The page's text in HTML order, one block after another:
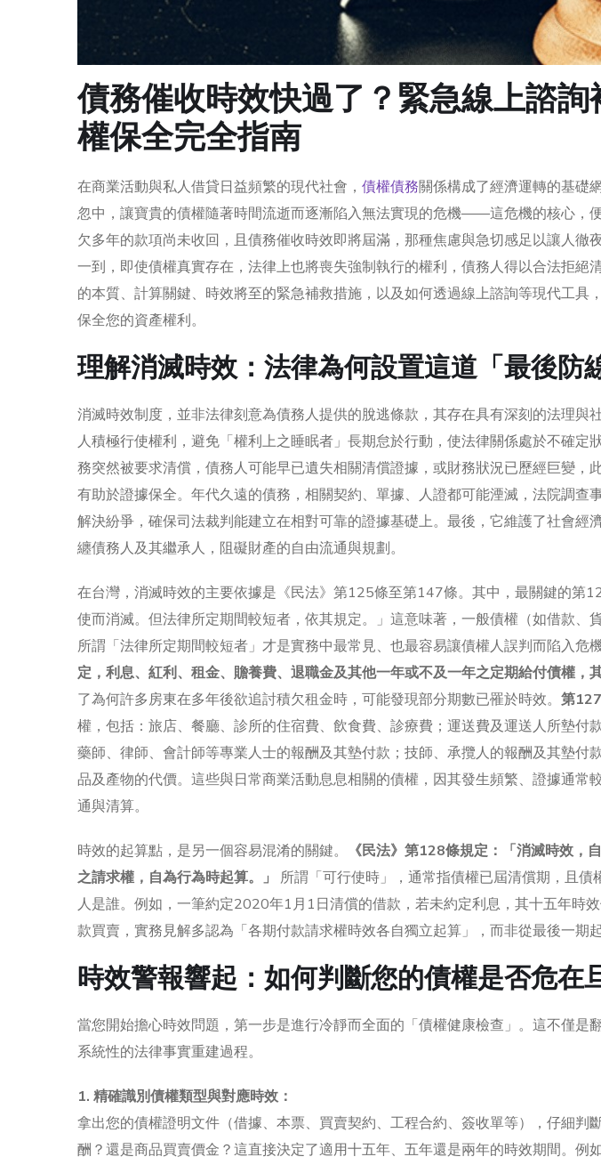
債務催收時效快過了？緊急線上諮
權保全完全指南
在商業活動與私人借貸日益頻繁的現代社會， 債權債務關係構成了經濟運轉的基礎
忽中，讓寶貴的債權隨著時間流逝而逐漸陷入無法實現的危機——這危機的核心，
欠多年的款項尚未收回，且債務催收時效即將屆滿，那種焦慮與急切感足以讓人徹
一到，即使債權真實存在，法律上也將喪失強制執行的權利，債務人得以合法拒絕
的本質、計算關鍵、時效將至的緊急補救措施，以及如何透過線上諮詢等現代工具
保全您的資產權利。
理解消滅時效：法律為何設置這道「最後防
消滅時效制度，並非法律刻意為債務人提供的脫逃條款，其存在具有深刻的法理與
人積極行使權利，避免「權利上之睡眠者」長期怠於行動，使法律關係處於不確定
務突然被要求清償，債務人可能早已遺失相關清償證據，或財務狀況已歷經巨變，
有助於證據保全。年代久遠的債務，相關契約、單據、人證都可能湮滅，法院調查
解決紛爭，確保司法裁判能建立在相對可靠的證據基礎上。最後，它維護了社會經
纏債務人及其繼承人，阻礙財產的自由流通與規劃。
在台灣，消滅時效的主要依據是《民法》第125條至第147條。其中，最關鍵的第
使而消滅。但法律所定期間較短者，依其規定。」這意味著，一般債權（如借款、
所謂「法律所定期間較短者」才是實務中最常見、也最容易讓債權人誤判而陷入危
定，利息、紅利、租金、贍養費、退職金及其他一年或不及一年之定期給付債權，
了為何許多房東在多年後欲追討積欠租金時，可能發現部分期數已罹於時效。 第
權，包括：旅店、餐廳、診所的住宿費、飲食費、診療費；運送費及運送人所墊付
藥師、律師、會計師等專業人士的報酬及其墊付款；技師、承攬人的報酬及其墊付
品及產物的代價。這些與日常商業活動息息相關的債權，因其發生頻繁、證據通常
通與清算。
時效的起算點，是另一個容易混淆的關鍵。
《民法》第128條規定：「消滅時效，
之請求權，自為行為時起算。」
所謂「可行使時」，通常指債權已屆清償期，且
人是誰。例如，一筆約定2020年1月1日清償的借款，若未約定利息，其十五年時
款買賣，實務見解多認為「各期付款請求權時效各自獨立起算」，而非從最後一期
時效警報響起：如何判斷您的債權是否危在
當您開始擔心時效問題，第一步是進行冷靜而全面的「債權健康檢查」。這不僅是
系統性的法律事實重建過程。
1. 精確識別債權類型與對應時效：
拿出您的債權證明文件（借據、本票、買賣契約、工程合約、簽收單等），仔細判
酬？還是商品買賣價金？這直接決定了適用十五年、五年還是兩年的時效期間。例